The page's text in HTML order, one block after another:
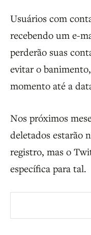
Usuários com
recebendo um e-
perderão suas
evitar o
momento até a
Nos próximos
deletados estarão
registro, mas o
específica para tal.